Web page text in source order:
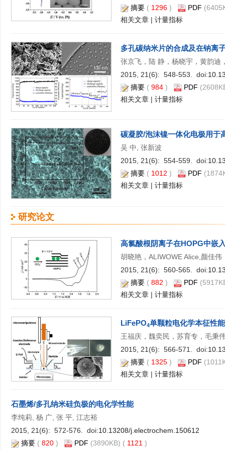
摘要( 1296) PDF
相关文章| 计量指标
多孔碳纳米片的合成及在钠离
张京飞，陆 静，杨晓宇，黄韵迪
2015, 21(6): 548-553. doi:
摘要( 984) PDF
相关文章| 计量指标
碳凝胶/泡沫镍一体化电极用于
吴 中, 张新波
2015, 21(6): 554-559. doi:
摘要( 1012 ) PDF
相关文章| 计量指标
研究论文
高氯酸根阴离子在HOPG中嵌
胡晓艳，ALIWOWE Alice,颜佳伟
2015, 21(6): 560-565. doi:
摘要( 882 ) PDF
相关文章| 计量指标
LiFePO4单颗粒电化学本征性
王福庆，魏奕民，苏育专，毛秉
2015, 21(6): 566-571. doi:
摘要( 1325) PDF
相关文章| 计量指标
石墨烯/多孔纳米硅负极的电化学性能
李纯莉, 杨 广, 张 平, 江志裕
2015, 21(6): 572-576. doi:10.13208/j.electrochem.150612
摘要 ( 820 ) PDF (3890KB) ( 1121 )